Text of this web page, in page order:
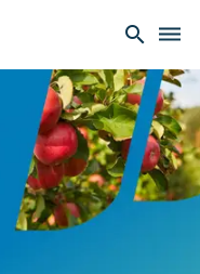
search dehaze